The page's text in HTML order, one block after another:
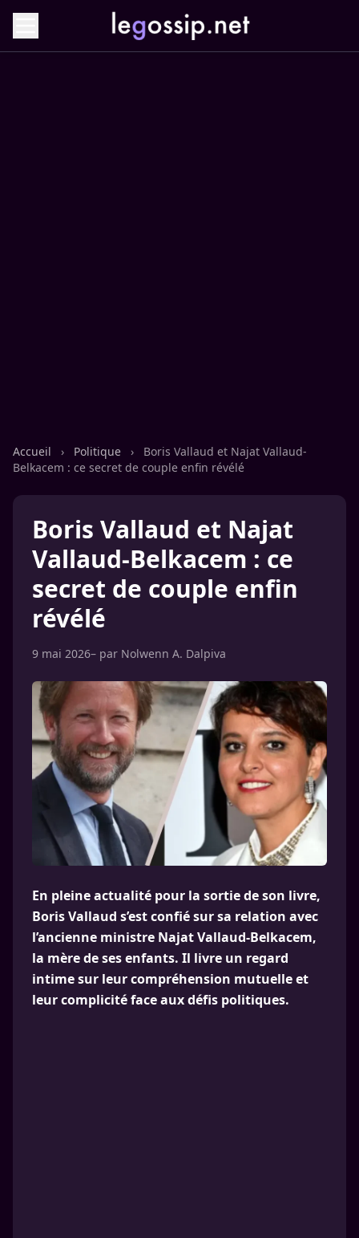
Accueil › Politique ›
Boris Vallaud et Najat Vallaud-
Belkacem : ce secret de couple enfin révélé
Boris Vallaud et Najat
Vallaud-Belkacem : ce
secret de couple enfin
révélé
9 mai 2026– par Nolwenn A. Dalpiva
En pleine actualité pour la sortie de son livre,
Boris Vallaud s’est confié sur sa relation avec
l’ancienne ministre Najat Vallaud-Belkacem,
la mère de ses enfants. Il livre un regard
intime sur leur compréhension mutuelle et
leur complicité face aux défis politiques.